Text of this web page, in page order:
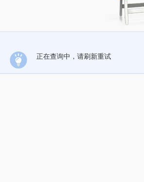
正在查询中，请刷新重试